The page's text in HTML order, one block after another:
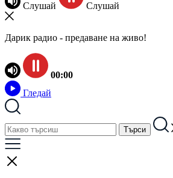
Слушай Слушай
Дарик радио - предаване на живо!
00:00
Гледай